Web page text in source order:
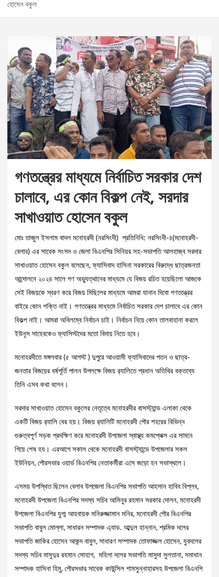
হোসেন বকুল
গণতন্ত্রের মাধ্যমে নির্বাচিত সরকার দেশ
চালাবে, এর কোন বিকল্প নেই, সরদার
সাখাওয়াত হোসেন বকুল
মোঃ তাজুল ইসলাম বাদল মনোহরদী (নরসিংদী) প্রতিনিধি: নরসিংদী-৪(মনোহরদী-
বেলাব) এর সাবেক সংসদ ও জেলা বিএনপির সিনিয়র সহ-সভাপতি আলহাজ্ব সরদার
সাখাওয়াত হোসেন বকুল বলেছেন, ফ্যাসিবাদ হাসিনা সরকারের বিরুদ্ধে ছাত্রজনতা
আন্দোলনে ২০২৪ সালে গণ অভ্যুত্থানের মাধ্যমে যে বিজয় রচিত হয়েছিলো আজকে
সেই বিজয়কে স্বরণ করে বিজয় মিছিলের মাধ্যমে আমরা যানান দিবো গণতন্ত্রের
বাইরে কোন শক্তি নাই। গণতন্ত্রের মাধ্যমে নির্বাচিত সরকার দেশ চালাবে এর কোন
বিকল্প নাই। আমরা অবিলম্বে নির্বাচন চাই। নির্বাচন নিয়ে কোন তালবাহানা করলে
ইউনূস সাহেবকেও ফ্যাসিস্টদের মতো বিদায় নিতে হবে।
মনোহরদীতে মঙ্গলবার (৫ আগস্ট ) দুপুরে আওয়ামী ফ্যাসিবাদের পতন ও ছাত্র-
জনতার বিজয়ের বর্ষপূর্তি পালন উপলক্ষে বিজয় র‍্যালিতে প্রধান অতিথির বক্তব্যে
তিনি এসব কথা বলেন।
সরদার সাখাওয়াত হোসেন বকুলের নেতৃত্বে মনোহরদীর বাসস্ট্যান্ড এলাকা থেকে
একটি বিজয় র‍্যালি বের হয়। বিজয় র‍্যালিটি মনোহরদী পৌর শহরের বিভিন্ন
গুরুত্বপূর্ণ সড়ক প্রদক্ষিণ করে মনোহরদী উপজেলা স্বাস্থ্য কমপ্লেক্স এর সামনে
গিয়ে শেষ হয। এরআগে সকাল থেকে মনোহরদী বাসস্ট্যান্ডে উপজেলার সকল
ইউনিয়ন, পৌরসভার ওয়ার্ড বিএনপির নেতাকর্মীরা এসে জড়ো হন সভাস্থলে।
এসময় উপস্থিত ছিলেন বেলাব উপজেলা বিএনপির সভাপতি আহসান হাবিব বিপ্লব,
মনোহরদী উপজেলা বিএনপির সদস্য সচিব আমিনুর রহমান সরকার দোলন, মনোহরদী
উপজেলা বিএনপির যুগ্ম আহবায়ক মনিরুজ্জামান মনির, মনোহরদী পৌর বিএনপির
সভাপতি বাবুল মোল্লা, সাধারন সম্পাদক এ্যাড. আব্দুল হান্নান, শ্রমিক দলের
সভাপতি জাকির হোসেন আকন্দ বাবুল, সাধারণ সম্পাদক তোফাজ্জল হোসেন, যুবদলের
সদস্য সচিব মাসুদুর রহমান সোহাগ, মহিলা দলের সভাপতি মাসুদা সুলতানা, সমাধান
সম্পাদক হাসিনা হিমু, পৌরসভার সাবেক কাউন্সিল শামসুন্নাহারসহ উপজেলা বিএনপি